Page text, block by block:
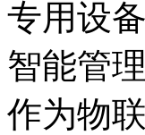
专用设
智能管
作为物